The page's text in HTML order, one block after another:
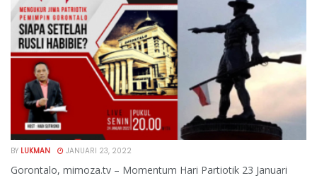
BY LUKMAN JANUARI 23, 2022
Gorontalo, mimoza.tv – Momentum Hari Partiotik 23 Januari